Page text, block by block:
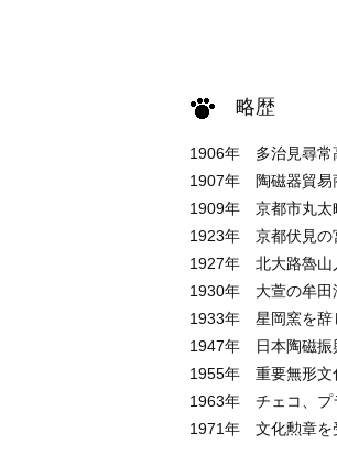
略歴
1906年 多治見尋常
1907年 陶磁器貿易
1909年 京都市丸太
1923年 京都伏見の
1927年 北大路魯山
1930年 大萱の牟田
1933年 星岡窯を辞
1947年 日本陶磁振
1955年 重要無形文
1963年 チェコ、プ
1971年 文化勲章を